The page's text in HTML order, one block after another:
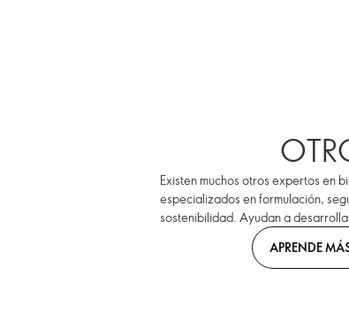
Existen muchos otros expertos en
especializados en formulación,
sostenibilidad. Ayudan a
APRENDE